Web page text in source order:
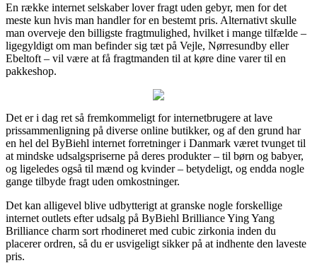
En række internet selskaber lover fragt uden gebyr, men for det
meste kun hvis man handler for en bestemt pris. Alternativt skulle
man overveje den billigste fragtmulighed, hvilket i mange tilfælde –
ligegyldigt om man befinder sig tæt på Vejle, Nørresundby eller
Ebeltoft – vil være at få fragtmanden til at køre dine varer til en
pakkeshop.
Det er i dag ret så fremkommeligt for internetbrugere at lave
prissammenligning på diverse online butikker, og af den grund har
en hel del ByBiehl internet forretninger i Danmark været tvunget til
at mindske udsalgspriserne på deres produkter – til børn og babyer,
og ligeledes også til mænd og kvinder – betydeligt, og endda nogle
gange tilbyde fragt uden omkostninger.
Det kan alligevel blive udbytterigt at granske nogle forskellige
internet outlets efter udsalg på ByBiehl Brilliance Ying Yang
Brilliance charm sort rhodineret med cubic zirkonia inden du
placerer ordren, så du er usvigeligt sikker på at indhente den laveste
pris.